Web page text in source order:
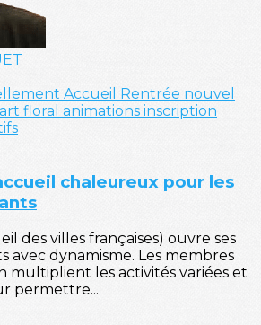
Accueil Rentrée nouvel
art floral animations inscription
chaleureux pour les
des villes françaises) ouvre ses
avec dynamisme. Les membres
multiplient les activités variées et
permettre...